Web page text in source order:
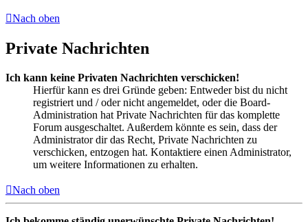
Nach oben
Private Nachrichten
Ich kann keine Privaten Nachrichten verschicken!
Hierfür kann es drei Gründe geben: Entweder bist du nicht
registriert und / oder nicht angemeldet, oder die Board-
Administration hat Private Nachrichten für das komplette
Forum ausgeschaltet. Außerdem könnte es sein, dass der
Administrator dir das Recht, Private Nachrichten zu
verschicken, entzogen hat. Kontaktiere einen Administrator,
um weitere Informationen zu erhalten.
Nach oben